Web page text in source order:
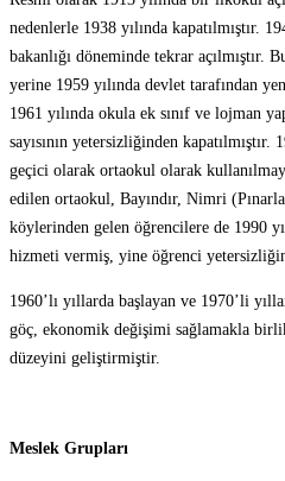
nedenlerle 1938 yılında kapatılmıştır.
bakanlığı döneminde tekrar açılmıştır.
yerine 1959 yılında devlet tarafından
1961 yılında okula ek sınıf ve lojman
sayısının yetersizliğinden kapatılmıştır.
geçici olarak ortaokul olarak
edilen ortaokul, Bayındır, Nimri
köylerinden gelen öğrencilere de 1990
hizmeti vermiş, yine öğrenci
1960’lı yıllarda başlayan ve 1970’li
göç, ekonomik değişimi sağlamakla
düzeyini geliştirmiştir.
Meslek Grupları